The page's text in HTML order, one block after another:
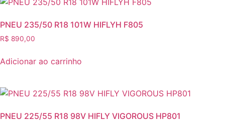
PNEU 235/50 R18 101W HIFLYH F805
R$ 890,00
Adicionar ao carrinho
PNEU 225/55 R18 98V HIFLY VIGOROUS HP801